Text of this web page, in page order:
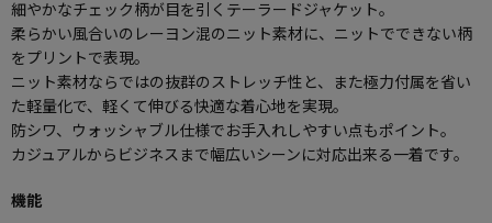
細やかなチェック柄が目を引くテーラードジャケット。
柔らかい風合いのレーヨン混のニット素材に、ニットでできない柄
をプリントで表現。
ニット素材ならではの抜群のストレッチ性と、また極力付属を省い
た軽量化で、軽くて伸びる快適な着心地を実現。
防シワ、ウォッシャブル仕様でお手入れしやすい点もポイント。
カジュアルからビジネスまで幅広いシーンに対応出来る一着です。
機能